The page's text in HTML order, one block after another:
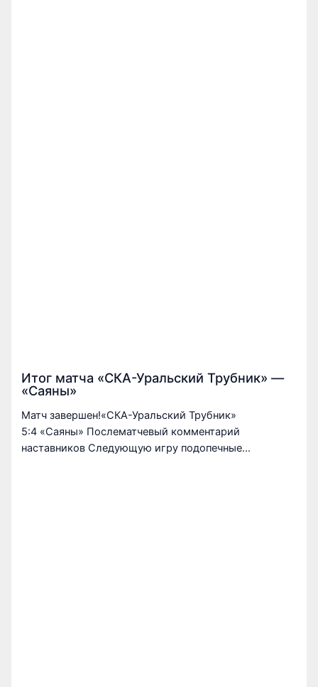
Итог матча «СКА-Уральский Трубник» —
«Саяны»
Матч завершен!«СКА-Уральский Трубник»
5:4 «Саяны» Послематчевый комментарий
наставников Следующую игру подопечные…